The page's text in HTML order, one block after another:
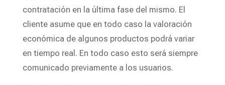
contratación en la última fase del mismo. El
cliente asume que en todo caso la valoración
económica de algunos productos podrá variar
en tiempo real. En todo caso esto será siempre
comunicado previamente a los usuarios.